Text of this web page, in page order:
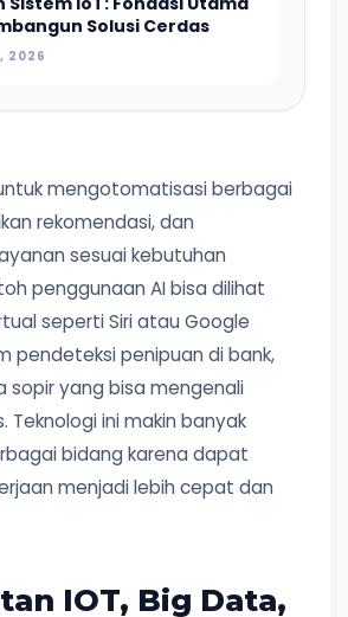
Solusi Cerdas
2026
mengotomatisasi berbagai
rekomendasi, dan
sesuai kebutuhan
penggunaan AI bisa dilihat
seperti Siri atau Google
pendeteksi penipuan di bank,
sopir yang bisa mengenali
Teknologi ini makin banyak
bidang karena dapat
menjadi lebih cepat dan
IOT, Big Data,